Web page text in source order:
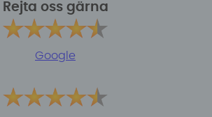
Rejta oss gärna
Google